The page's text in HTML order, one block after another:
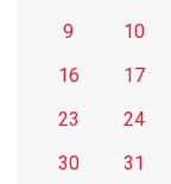
9
10
16
17
23
24
30
31